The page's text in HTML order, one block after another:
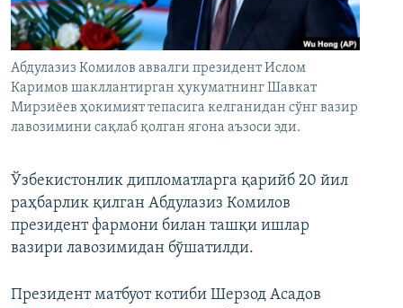
Абдулазиз Комилов аввалги президент Ислом
Каримов шакллантирган ҳукуматнинг Шавкат
Мирзиёев ҳокимият тепасига келганидан сўнг вазир
лавозимини сақлаб қолган ягона аъзоси эди.
Ўзбекистонлик дипломатларга қарийб 20 йил
раҳбарлик қилган Абдулазиз Комилов
президент фармони билан ташқи ишлар
вазири лавозимидан бўшатилди.
Президент матбуот котиби Шерзод Асадов